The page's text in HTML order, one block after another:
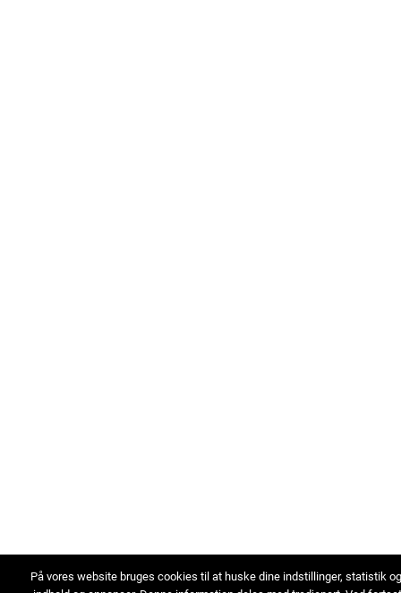
På vores website bruges cookies til at huske dine indstillinger, statistik